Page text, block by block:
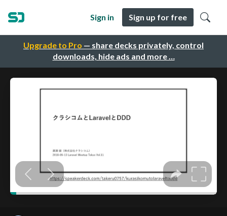
Upgrade to Pro — share decks privately, control
downloads, hide ads and more …
Sign in Sign up for free